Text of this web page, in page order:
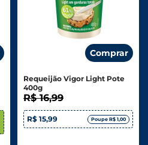
Comprar
Requeijão Vigor Light Pote
400g
R$ 16,99
R$ 15,99 Poupe R$ 1,00